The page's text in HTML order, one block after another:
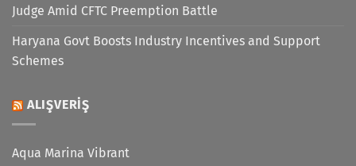
Judge Amid CFTC Preemption Battle
Haryana Govt Boosts Industry Incentives and Support
Schemes
ALIŞVERIŞ
Aqua Marina Vibrant